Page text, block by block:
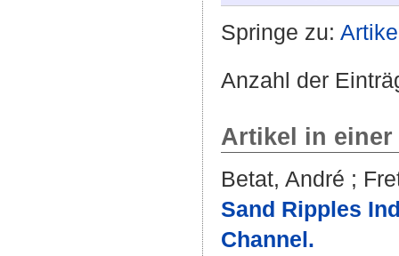
Springe zu:
Anzahl der
Artikel in
Betat, André ;
Sand Ripples
Channel.